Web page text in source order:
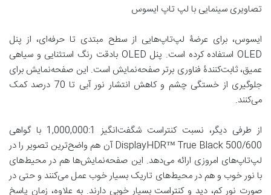
تصاویری سینمایی با لپ تاپ ایسوس
ایسوس، برای عرضۀ لپ‌تاپ‌هایی از سطح مبتدی تا حرفه‌ای، از پنل
OLED استفاده کرده است. پنل OLED بادقت رنگ استثنایی و سیاهی
عمیق، ثابت‌کنندۀ فناوری برتر صفحه‌نمایش است. این صفحه‌نمایش برای
جلوگیری از خستگی چشم و کاهش انتشار نور آبی تا 70 درصد کمک
می‌کنند.
از طرفی دیگر، نسبت کنتراست شگفت‌انگیز 1,000,000:1 با گواهی
DisplayHDR™ True Black 500/600 آن هم واضح‌ترین تصویر را در
لپ‌تاپ‌های امروزی ارائه می‌دهد. این صفحه‌نمایش‌ها هم در محیط‌های
با نور خوب و هم در محیط‌های تاریک بسیار خوب عمل می‌کنند و حتی در
صورت نور کم، دید و کنتراست بسیار خوبی دارند. به علاوه، زمان پاسخ